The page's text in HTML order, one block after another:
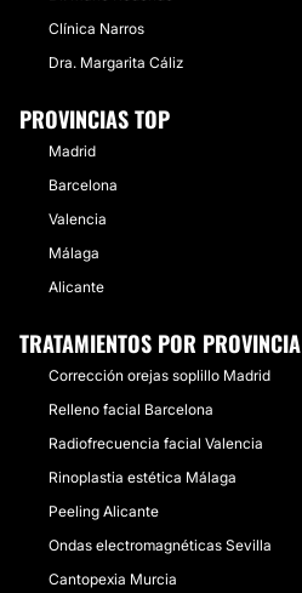
Clínica Narros
Dra. Margarita Cáliz
PROVINCIAS TOP
Madrid
Barcelona
Valencia
Málaga
Alicante
TRATAMIENTOS POR PROVINCIA
Corrección orejas soplillo Madrid
Relleno facial Barcelona
Radiofrecuencia facial Valencia
Rinoplastia estética Málaga
Peeling Alicante
Ondas electromagnéticas Sevilla
Cantopexia Murcia